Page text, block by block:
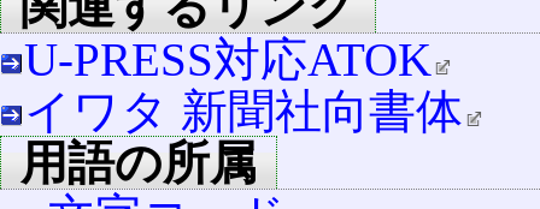
U-PRESS対応ATOK
イワタ 新聞社向書体
用語の所属